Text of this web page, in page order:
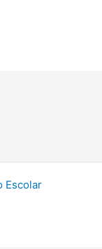
Escolar